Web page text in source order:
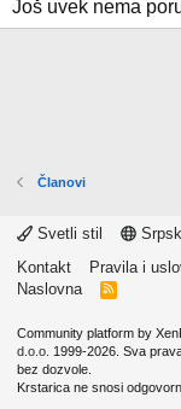
Još uvek nema
Članovi
Svetli stil
Kontakt
Pravila i
Naslovna
R
Community platform by
d.o.o. 1999-2026. Sva
bez dozvole.
Krstarica ne snosi